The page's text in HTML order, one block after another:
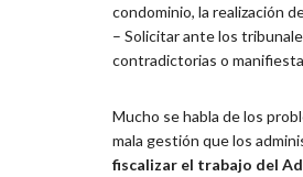
condominio, la realización
– Solicitar ante los
contradictorias o
Mucho se habla de los
mala gestión que los
fiscalizar el trabajo del